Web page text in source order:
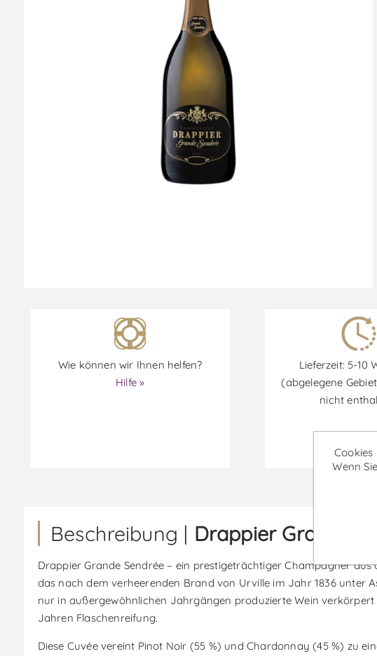
Wie können wir Ihnen helfen?
Hilfe »
Lieferzeit: 5-10
(abgelegene
nicht
Rabatte
Beschreibung | Drappier Grande
Drappier Grande Sendrée – ein prestigeträchtiger Champagner
das nach dem verheerenden Brand von Urville im Jahr 1836 unter
nur in außergewöhnlichen Jahrgängen produzierte Wein
Jahren Flaschenreifung.
Diese Cuvée vereint Pinot Noir (55 %) und Chardonnay (45 %) zu
Cookies
Wenn